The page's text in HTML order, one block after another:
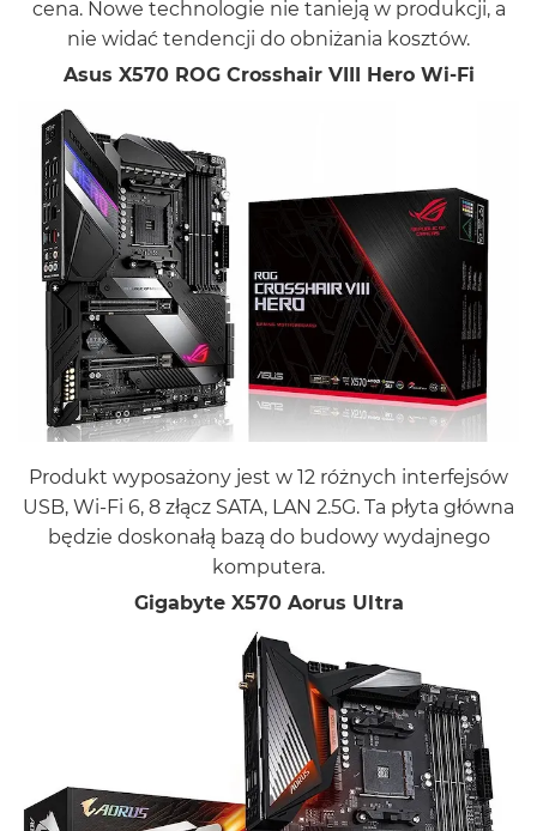
cena. Nowe technologie nie tanieją w produkcji, a
nie widać tendencji do obniżania kosztów.
Asus X570 ROG Crosshair VIII Hero Wi-Fi
Produkt wyposażony jest w 12 różnych interfejsów
USB, Wi-Fi 6, 8 złącz SATA, LAN 2.5G. Ta płyta główna
będzie doskonałą bazą do budowy wydajnego
komputera.
Gigabyte X570 Aorus Ultra